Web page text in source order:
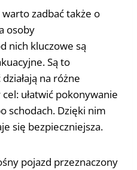
zadbać także o
osoby
nich kluczowe są
Są to
na różne
ułatwić pokonywanie
schodach. Dzięki nim
się bezpieczniejsza.
pojazd przeznaczony